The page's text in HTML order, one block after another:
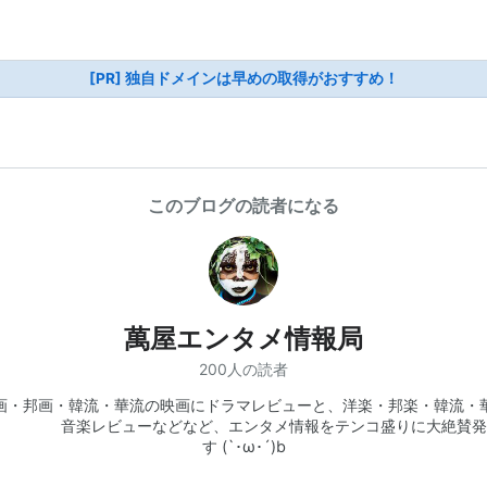
[PR] 独自ドメインは早めの取得がおすすめ！
このブログの読者になる
萬屋エンタメ情報局
200人の読者
・邦画・韓流・華流の映画にドラマレビューと、洋楽・邦楽・韓流・
レビューなどなど、エンタメ情報をテンコ盛りに大絶賛発
す (`･ω･´)b